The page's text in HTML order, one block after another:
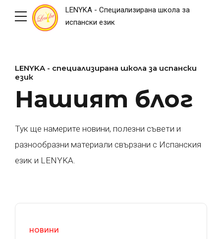
LENYKA - Специализирана школа за
испански език
LENYKA - специализирана школа за испански
език
Нашият блог
Тук ще намерите новини, полезни съвети и
разнообразни материали свързани с Испанския
език и LENYKA.
НОВИНИ